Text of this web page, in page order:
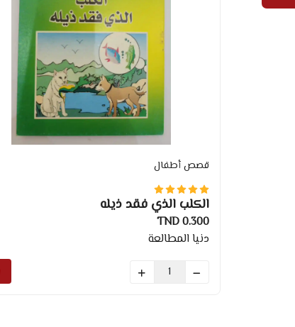
قصص أطفال
الكلب الذي فقد ذيله
0.300 TND
دنيا المطالعة